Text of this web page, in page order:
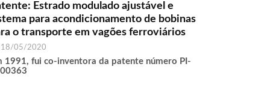
Estrado modulado ajustável e
para acondicionamento de bobinas
o transporte em vagões ferroviários
18/05/2020
1991, fui co-inventora da patente número PI-